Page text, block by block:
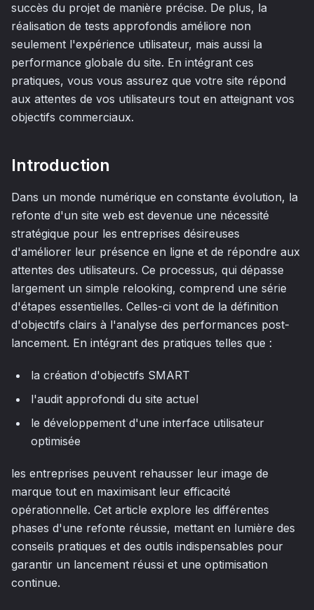
succès du projet de manière précise. De plus, la
réalisation de tests approfondis améliore non
seulement l'expérience utilisateur, mais aussi la
performance globale du site. En intégrant ces
pratiques, vous vous assurez que votre site répond
aux attentes de vos utilisateurs tout en atteignant vos
objectifs commerciaux.
Introduction
Dans un monde numérique en constante évolution, la
refonte d'un site web est devenue une nécessité
stratégique pour les entreprises désireuses
d'améliorer leur présence en ligne et de répondre aux
attentes des utilisateurs. Ce processus, qui dépasse
largement un simple relooking, comprend une série
d'étapes essentielles. Celles-ci vont de la définition
d'objectifs clairs à l'analyse des performances post-
lancement. En intégrant des pratiques telles que :
la création d'objectifs SMART
l'audit approfondi du site actuel
le développement d'une interface utilisateur
optimisée
les entreprises peuvent rehausser leur image de
marque tout en maximisant leur efficacité
opérationnelle. Cet article explore les différentes
phases d'une refonte réussie, mettant en lumière des
conseils pratiques et des outils indispensables pour
garantir un lancement réussi et une optimisation
continue.